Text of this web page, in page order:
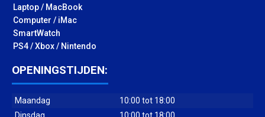
Laptop / MacBook
Computer / iMac
SmartWatch
PS4 / Xbox / Nintendo
OPENINGSTIJDEN:
Maandag
10:00 tot 18:00